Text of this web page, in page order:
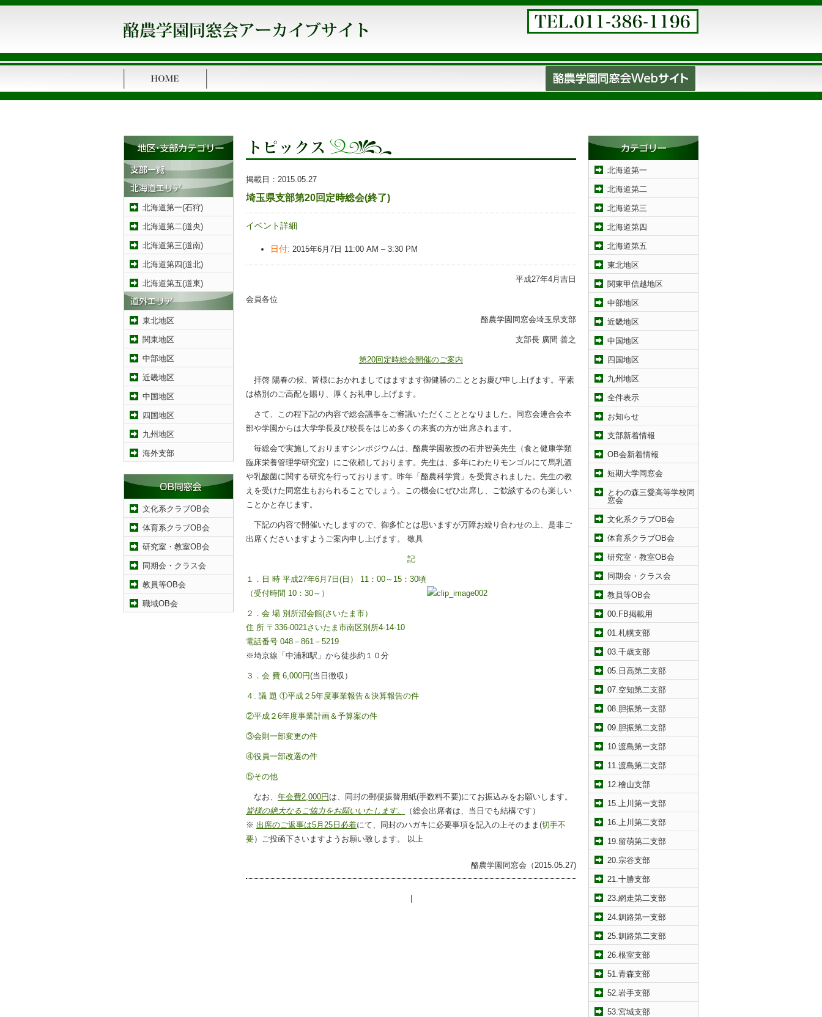
北海道第一(石狩)
北海道第二(道央)
北海道第三(道南)
北海道第四(道北)
北海道第五(道東)
東北地区
関東地区
中部地区
近畿地区
中国地区
四国地区
九州地区
海外支部
文化系クラブOB会
体育系クラブOB会
研究室・教室OB会
同期会・クラス会
教員等OB会
職域OB会
掲載日： 2015.05.27
埼玉県支部第20回定時総会(終了)
イベント詳細
日付: 2015年6月7日 11:00 AM – 3:30 PM
平成27年4月吉日
会員各位
酪農学園同窓会埼玉県支部
支部長 廣間 善之
第20回定時総会開催のご案内
拝啓 陽春の候、皆様におかれましてはますます御健勝のこととお慶び申し上げます。平素
は格別のご高配を賜り、厚くお礼申し上げます。
さて、この程下記の内容で総会議事をご審議いただくこととなりました。同窓会連合会本
部や学園からは大学学長及び校長をはじめ多くの来賓の方が出席されます。
毎総会で実施しておりますシンポジウムは、酪農学園教授の石井智美先生（食と健康学類
臨床栄養管理学研究室）にご依頼しております。先生は、多年にわたりモンゴルにて馬乳酒
や乳酸菌に関する研究を行っております。昨年「酪農科学賞」を受賞されました。先生の教
えを受けた同窓生もおられることでしょう。この機会にぜひ出席し、ご歓談するのも楽しい
ことかと存じます。
下記の内容で開催いたしますので、御多忙とは思いますが万障お繰り合わせの上、是非ご
出席くださいますようご案内申し上げます。 敬具
記
１．日 時 平成27年6 月7日(日） 11 ：00～15 ：30頃
（受付時間 10 ：30～）
２．会 場 別所沼会館(さいたま市）
住 所 〒 336-0021 さいたま市南区別所4-14-10
電話番号 048 －861 －5219
※埼京線「中浦和駅」から徒歩約１０分
３．会 費 6,000円(当日徴収）
４. 議 題 ①平成２5年度事業報告＆決算報告の件
②平成２6年度事業計画＆予算案の件
③会則一部変更の件
④役員一部改選の件
⑤その他
なお、 年会費2,000円は、同封の郵便振替用紙(手数料不要)にてお振込みをお願いします。
皆様の絶大なるご協力をお願いいたします。
（総会出席者は、当日でも結構です）
※ 出席のご返事は5 月25日必着にて、同封のハガキに必要事項を記入の上そのまま(切手不
要）ご投函下さいますようお願い致します。 以上
酪農学園同窓会（2015.05.27)
|
北海道第一
北海道第二
北海道第三
北海道第四
北海道第五
東北地区
関東甲信越地区
中部地区
近畿地区
中国地区
四国地区
九州地区
全件表示
お知らせ
支部新着情報
OB会新着情報
短期大学同窓会
とわの森三愛高等学校同
窓会
文化系クラブOB会
体育系クラブOB会
研究室・教室OB会
同期会・クラス会
教員等OB会
00.FB掲載用
01.札幌支部
03.千歳支部
05.日高第二支部
07.空知第二支部
08.胆振第一支部
09.胆振第二支部
10.渡島第一支部
11.渡島第二支部
12.檜山支部
15.上川第一支部
16.上川第二支部
19.留萌第二支部
20.宗谷支部
21.十勝支部
23.網走第二支部
24.釧路第一支部
25.釧路第二支部
26.根室支部
51.青森支部
52.岩手支部
53.宮城支部